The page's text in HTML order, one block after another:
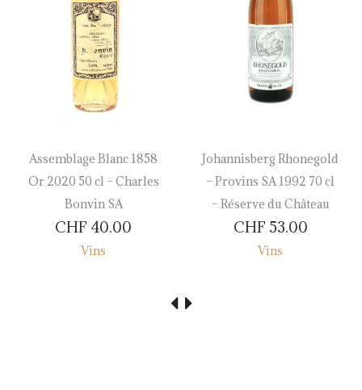
Assemblage Blanc 1858
Or 2020 50 cl – Charles
Bonvin SA
CHF 40.00
Vins
Johannisberg Rhonegold
– Provins SA 1992 70 cl
– Réserve du Château
CHF 53.00
Vins